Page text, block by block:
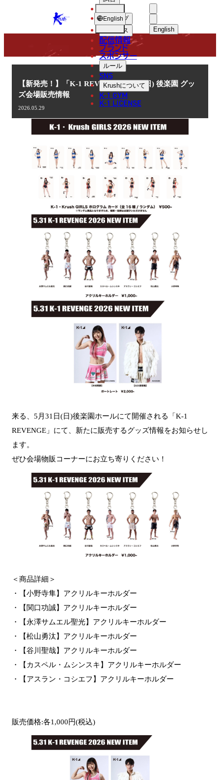
KRUSH English
中文（繁體
ショップ
ニュース
配信情報
ブランド
スポンサー
ルール
SNS
Krushについて
K-1 GYM
K-1 LICENSE
English
NEWS
ニュース
【新発売！】「K-1 REVENGE」5.31(日) 後楽園 グッ
ズ会場販売情報
2026.05.29
来る、5月31日(日)後楽園ホールにて開催される「K-1
REVENGE」にて、新たに販売するグッズ情報をお知らせし
ます。
ぜひ会場物販コーナーにお立ち寄りください！
＜商品詳細＞
・【小野寺隼】アクリルキーホルダー
・【関口功誠】アクリルキーホルダー
・【永澤サムエル聖光】アクリルキーホルダー
・【松山勇汰】アクリルキーホルダー
・【谷川聖哉】アクリルキーホルダー
・【カスペル・ムシンスキ】アクリルキーホルダー
・【アスラン・コシエフ】アクリルキーホルダー
販売価格:各1,000円(税込)